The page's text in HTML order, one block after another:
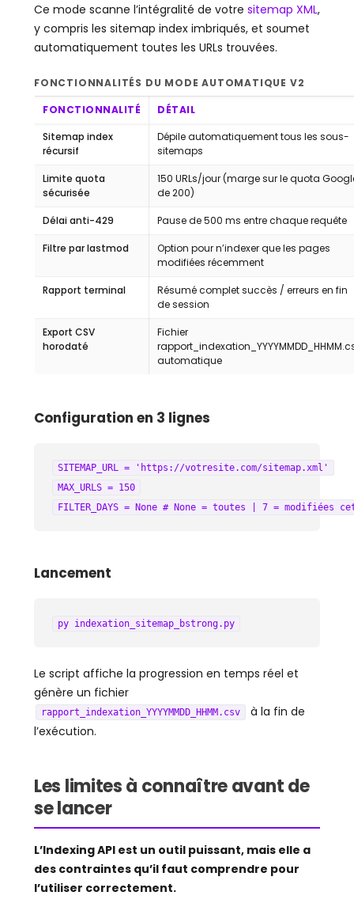
Ce mode scanne l’intégralité de votre sitemap XML,
y compris les sitemap index imbriqués, et soumet
automatiquement toutes les URLs trouvées.
FONCTIONNALITÉS DU MODE AUTOMATIQUE V2
FONCTIONNALITÉ
DÉTAIL
Sitemap index
récursif
Dépile automatiquement tous les sous-
sitemaps
Limite quota
sécurisée
150 URLs/jour (marge sur le quota
de 200)
Délai anti-429 Pause de 500 ms entre chaque requête
Filtre par lastmod
Option pour n’indexer que les pages
modifiées récemment
Rapport terminal
Résumé complet succès / erreurs en fin
de session
Export CSV
horodaté
Fichier
automatique
Configuration en 3 lignes
SITEMAP_URL = 'https://votresite.com/sitemap.xml'
MAX_URLS = 150
FILTER_DAYS = None # None = toutes | 7 = modifiées
Lancement
py indexation_sitemap_bstrong.py
Le script affiche la progression en temps réel et
génère un fichier
rapport_indexation_YYYYMMDD_HHMM.csv
à la fin de
l’exécution.
Les limites à connaître avant de
se lancer
L’Indexing API est un outil puissant, mais elle a
des contraintes qu’il faut comprendre pour
l’utiliser correctement.